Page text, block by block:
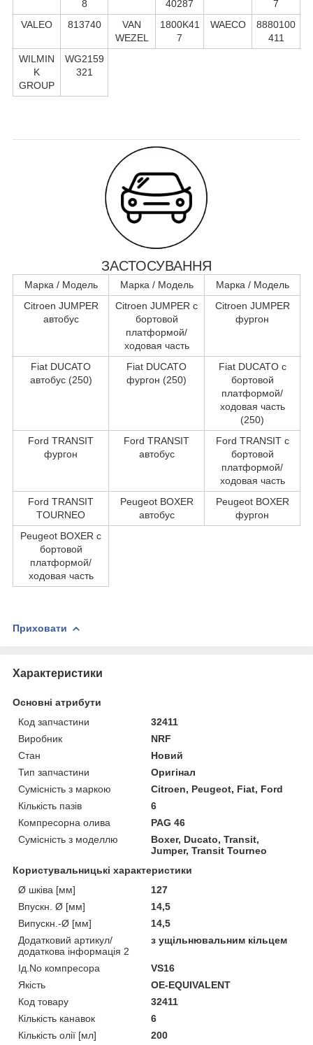
8 40287
7
VALEO
813740
VAN
WEZEL
1800K41
7
WAECO
8880100
411
WILMIN
K
GROUP
WG2159
321
ЗАСТОСУВАННЯ
Марка / Модель Марка / Модель
Марка / Модель
Citroen JUMPER
автобус
Citroen JUMPER c
бортовой
платформой/
ходовая часть
Citroen JUMPER
фургон
Fiat DUCATO
автобус (250)
Fiat DUCATO
фургон (250)
Fiat DUCATO c
бортовой
платформой/
ходовая часть
(250)
Ford TRANSIT
фургон
Ford TRANSIT
автобус
Ford TRANSIT c
бортовой
платформой/
ходовая часть
Ford TRANSIT
TOURNEO
Peugeot BOXER
автобус
Peugeot BOXER
фургон
Peugeot BOXER c
бортовой
платформой/
ходовая часть
Приховати
Характеристики
Основні атрибути
Код запчастини
32411
Виробник
NRF
Стан
Новий
Тип запчастини
Оригінал
Сумісність з маркою
Citroen, Peugeot, Fiat, Ford
Кількість пазів
6
Компресорна олива
PAG 46
Сумісність з моделлю
Boxer, Ducato, Transit,
Jumper, Transit Tourneo
Користувальницькі характеристики
Ø шківа [мм]
127
Впускн. Ø [мм]
14,5
Випускн.-Ø [мм]
14,5
Додатковий артикул/
додаткова інформація 2
з ущільнювальним кільцем
Ід.No компресора
VS16
Якість
OE-EQUIVALENT
Код товару
32411
Кількість канавок
6
Кількість олії [мл]
200